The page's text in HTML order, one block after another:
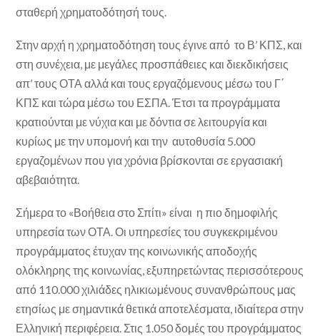
σταθερή χρηματοδότησή τους.
Στην αρχή η χρηματοδότηση τους έγινε από το Β’ ΚΠΣ, και
στη συνέχεια, με μεγάλες προσπάθειες και διεκδικήσεις
απ’ τους ΟΤΑ αλλά και τους εργαζόμενους μέσω του Γ΄
ΚΠΣ και τώρα μέσω του ΕΣΠΑ. Έτσι τα προγράμματα
κρατιούνται με νύχια και με δόντια σε λειτουργία και
κυρίως με την υπομονή και την αυτοθυσία 5.000
εργαζομένων που για χρόνια βρίσκονται σε εργασιακή
αβεβαιότητα.
Σήμερα το «Βοήθεια στο Σπίτι» είναι η πιο δημοφιλής
υπηρεσία των ΟΤΑ. Οι υπηρεσίες του συγκεκριμένου
προγράμματος έτυχαν της κοινωνικής αποδοχής
ολόκληρης της κοινωνίας, εξυπηρετώντας περισσότερους
από 110.000 χιλιάδες ηλικιωμένους συνανθρώπους μας
ετησίως με σημαντικά θετικά αποτελέσματα, ιδιαίτερα στην
Ελληνική περιφέρεια. Στις 1.050 δομές του προγράμματος